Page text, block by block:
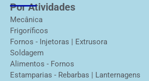
Por Atividades
Mecânica
Frigoríficos
Fornos - Injetoras | Extrusora
Soldagem
Alimentos - Fornos
Estamparias - Rebarbas | Lanternagens